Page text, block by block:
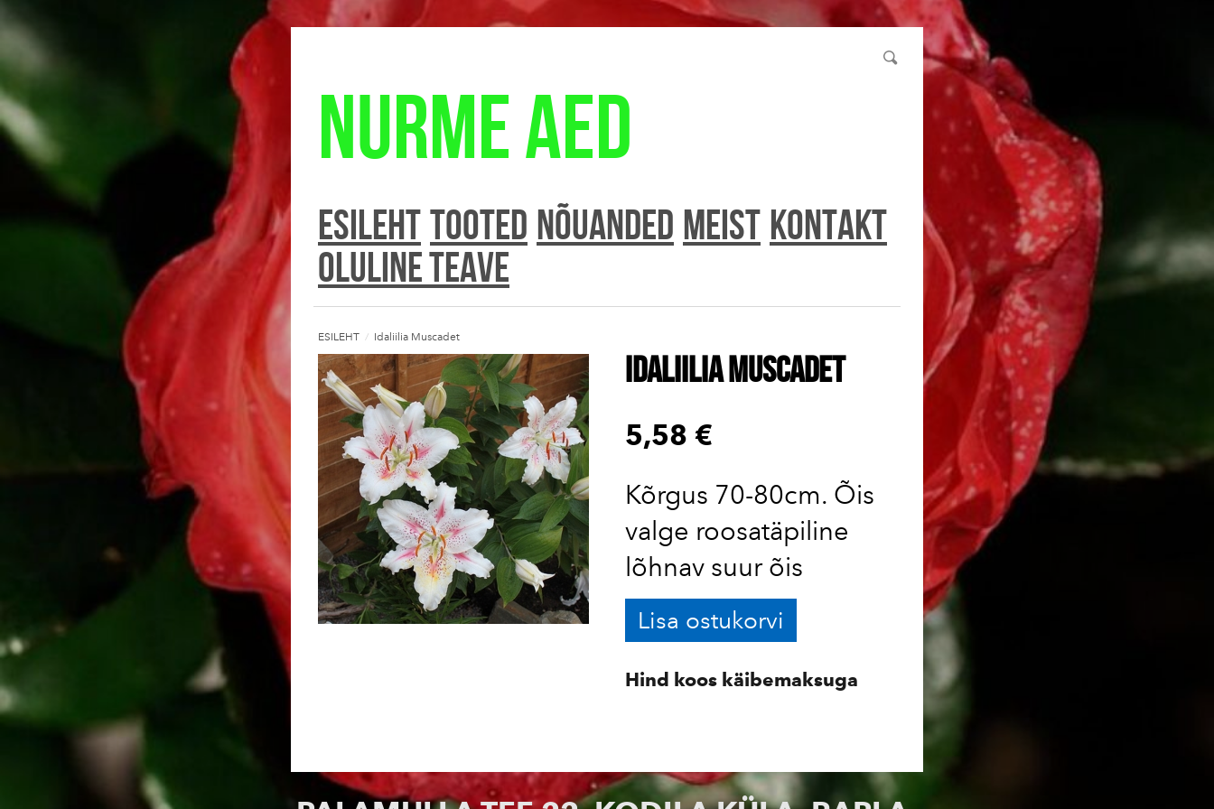
Nurme aed
ESILEHT TOOTED NÕUANDED MEIST Kontakt
Oluline teave
ESILEHT / Idaliilia Muscadet
Idaliilia Muscadet
5,58 €
Kõrgus 70-80cm. Õis
valge roosatäpiline
lõhnav suur õis
Lisa ostukorvi
Hind koos käibemaksuga